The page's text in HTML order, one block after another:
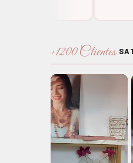
+1200 Clientes